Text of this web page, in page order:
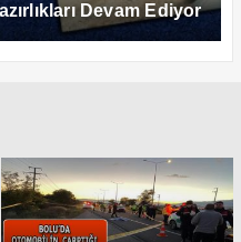
Devam Ediyor